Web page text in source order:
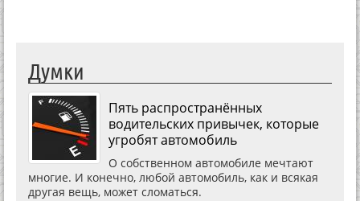
Думки
Пять распространённых
водительских привычек, которые
угробят автомобиль
О собственном автомобиле мечтают
многие. И конечно, любой автомобиль, как и всякая
другая вещь, может сломаться.